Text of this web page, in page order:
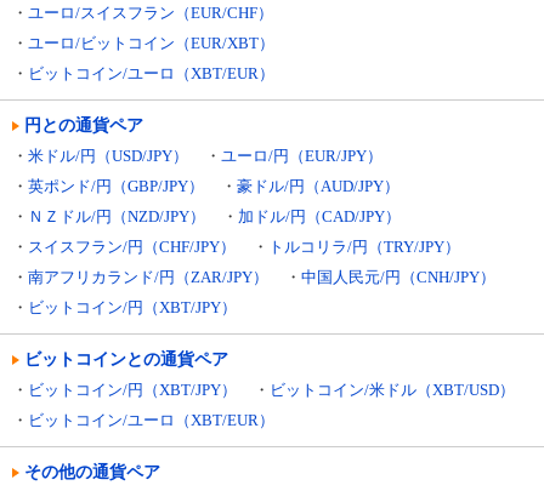
・ ユーロ/スイスフラン（EUR/CHF）
・ ユーロ/ビットコイン（EUR/XBT）
・ ビットコイン/ユーロ（XBT/EUR）
円との通貨ペア
・ 米ドル/円（USD/JPY） ・ ユーロ/円（EUR/JPY）
・ 英ポンド/円（GBP/JPY） ・ 豪ドル/円（AUD/JPY）
・ ＮＺドル/円（NZD/JPY） ・ 加ドル/円（CAD/JPY）
・ スイスフラン/円（CHF/JPY） ・ トルコリラ/円（TRY/JPY）
・ 南アフリカランド/円（ZAR/JPY） ・ 中国人民元/円（CNH/JPY）
・ ビットコイン/円（XBT/JPY）
ビットコインとの通貨ペア
・ ビットコイン/円（XBT/JPY） ・ ビットコイン/米ドル（XBT/USD）
・ ビットコイン/ユーロ（XBT/EUR）
その他の通貨ペア